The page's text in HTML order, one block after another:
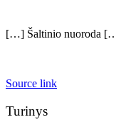
[…] Šaltinio nuoroda
Source link
Turinys